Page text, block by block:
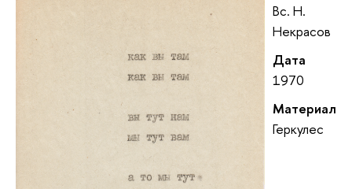
Вс. Н.
Некрасов
Дата
1970
Материал
Геркулес